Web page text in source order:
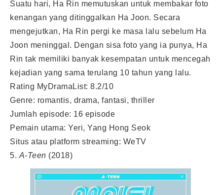
Suatu hari, Ha Rin memutuskan untuk membakar foto
kenangan yang ditinggalkan Ha Joon. Secara
mengejutkan, Ha Rin pergi ke masa lalu sebelum Ha
Joon meninggal. Dengan sisa foto yang ia punya, Ha
Rin tak memiliki banyak kesempatan untuk mencegah
kejadian yang sama terulang 10 tahun yang lalu.
Rating MyDramaList: 8.2/10
Genre: romantis, drama, fantasi, thriller
Jumlah episode: 16 episode
Pemain utama: Yeri, Yang Hong Seok
Situs atau platform streaming: WeTV
5. A-Teen (2018)